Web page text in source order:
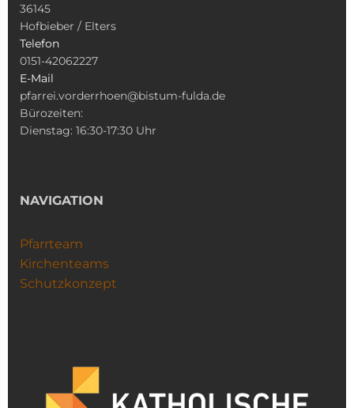
36145
Hofbieber / Elters
Telefon
0151-42062227
E-Mail
pfarrei.vorderrhoen@bistum-fulda.de
Bürozeiten:
Dienstag: 16:30-17:30 Uhr
NAVIGATION
Pfarrteam
Kirchenteams
Schutzkonzept